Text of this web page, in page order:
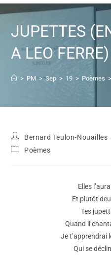
JUPETTES
A LEO
> PM > Sep > 19 > Poèmes >
Bernard Teulon-Nouailles
Poèmes
Elles
Et plutôt
Tes
Quand il
Je t’apprendrai
Qui se